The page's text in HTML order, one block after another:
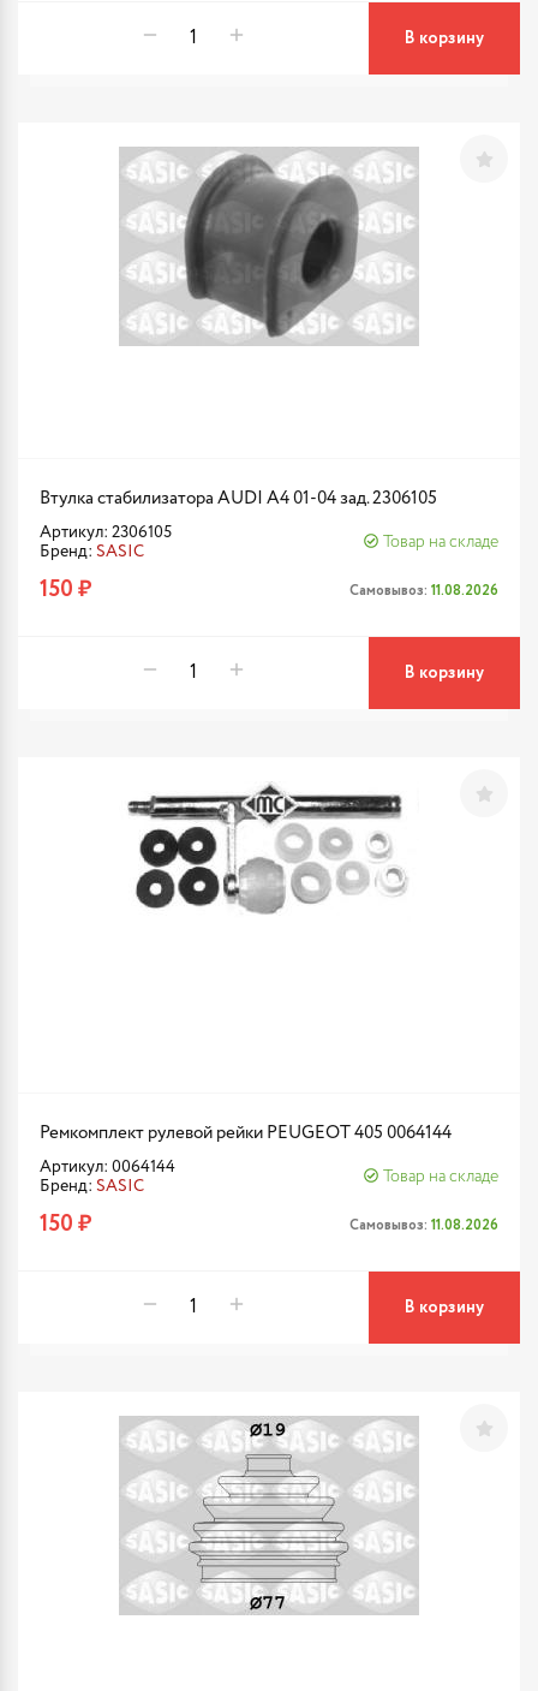
В корзину
Втулка стабилизатора AUDI A4 01-04 зад. 2306105
Артикул: 2306105
Бренд: SASIC
Товар на складе
150 ₽ Самовывоз: 11.08.2026
В корзину
Ремкомплект рулевой рейки PEUGEOT 405 0064144
Артикул: 0064144
Бренд: SASIC
Товар на складе
150 ₽ Самовывоз: 11.08.2026
В корзину